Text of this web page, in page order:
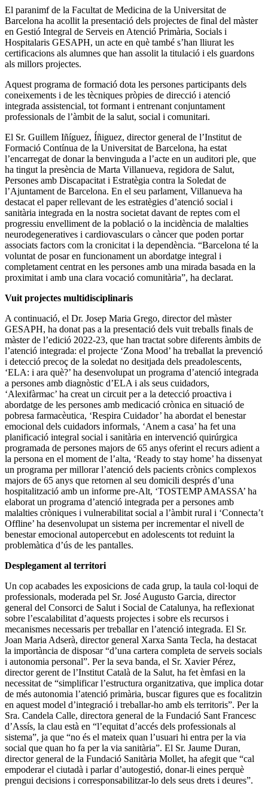
El paranimf de la Facultat de Medicina de la Universitat de
Barcelona ha acollit la presentació dels projectes de final del màster
en Gestió Integral de Serveis en Atenció Primària, Socials i
Hospitalaris GESAPH, un acte en què també s’han lliurat les
certificacions als alumnes que han assolit la titulació i els guardons
als millors projectes.
Aquest programa de formació dota les persones participants dels
coneixements i de les tècniques pròpies de direcció i atenció
integrada assistencial, tot formant i entrenant conjuntament
professionals de l’àmbit de la salut, social i comunitari.
El Sr. Guillem Iñíguez, Íñiguez, director general de l’Institut de
Formació Contínua de la Universitat de Barcelona, ha estat
l’encarregat de donar la benvinguda a l’acte en un auditori ple, que
ha tingut la presència de Marta Villanueva, regidora de Salut,
Persones amb Discapacitat i Estratègia contra la Soledat de
l’Ajuntament de Barcelona. En el seu parlament, Villanueva ha
destacat el paper rellevant de les estratègies d’atenció social i
sanitària integrada en la nostra societat davant de reptes com el
progressiu envelliment de la població o la incidència de malalties
neurodegeneratives i cardiovasculars o càncer que poden portar
associats factors com la cronicitat i la dependència. “Barcelona té la
voluntat de posar en funcionament un abordatge integral i
completament centrat en les persones amb una mirada basada en la
proximitat i amb una clara vocació comunitària”, ha declarat.
Vuit projectes multidisciplinaris
A continuació, el Dr. Josep Maria Grego, director del màster
GESAPH, ha donat pas a la presentació dels vuit treballs finals de
màster de l’edició 2022-23, que han tractat sobre diferents àmbits de
l’atenció integrada: el projecte ‘Zona Mood’ ha treballat la prevenció
i detecció precoç de la soledat no desitjada dels preadolescents,
‘ELA: i ara què?’ ha desenvolupat un programa d’atenció integrada
a persones amb diagnòstic d’ELA i als seus cuidadors,
‘Alexifàrmac’ ha creat un circuit per a la detecció proactiva i
abordatge de les persones amb medicació crònica en situació de
pobresa farmacèutica, ‘Respira Cuidador’ ha abordat el benestar
emocional dels cuidadors informals, ‘Anem a casa’ ha fet una
planificació integral social i sanitària en intervenció quirúrgica
programada de persones majors de 65 anys oferint el recurs adient a
la persona en el moment de l’alta, ‘Ready to stay home’ ha dissenyat
un programa per millorar l’atenció dels pacients crònics complexos
majors de 65 anys que retornen al seu domicili després d’una
hospitalització amb un informe pre-Alt, ‘TOSTEMP AMASSA’ ha
elaborat un programa d’atenció integrada per a persones amb
malalties cròniques i vulnerabilitat social a l’àmbit rural i ‘Connecta’t
Offline’ ha desenvolupat un sistema per incrementar el nivell de
benestar emocional autopercebut en adolescents tot reduint la
problemàtica d’ús de les pantalles.
Desplegament al territori
Un cop acabades les exposicions de cada grup, la taula col·loqui de
professionals, moderada pel Sr. José Augusto Garcia, director
general del Consorci de Salut i Social de Catalunya, ha reflexionat
sobre l’escalabilitat d’aquests projectes i sobre els recursos i
mecanismes necessaris per treballar en l’atenció integrada. El Sr.
Joan Maria Adserà, director general Xarxa Santa Tecla, ha destacat
la importància de disposar “d’una cartera completa de serveis socials
i autonomia personal”. Per la seva banda, el Sr. Xavier Pérez,
director gerent de l’Institut Català de la Salut, ha fet èmfasi en la
necessitat de “simplificar l’estructura organitzativa, que implica dotar
de més autonomia l’atenció primària, buscar figures que es focalitzin
en aquest model d’integració i treballar-ho amb els territoris”. Per la
Sra. Candela Calle, directora general de la Fundació Sant Francesc
d’Assís, la clau està en “l’equitat d’accés dels professionals al
sistema”, ja que “no és el mateix quan l’usuari hi entra per la via
social que quan ho fa per la via sanitària”. El Sr. Jaume Duran,
director general de la Fundació Sanitària Mollet, ha afegit que “cal
empoderar el ciutadà i parlar d’autogestió, donar-li eines perquè
prengui decisions i corresponsabilitzar-lo dels seus drets i deures”.